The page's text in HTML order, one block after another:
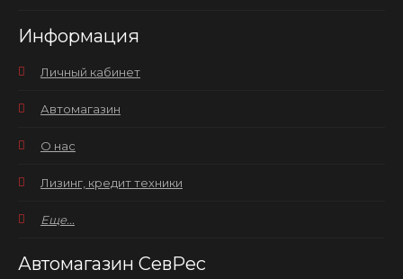
Информация
Личный кабинет
Автомагазин
О нас
Лизинг, кредит техники
Еще...
Автомагазин СевРес